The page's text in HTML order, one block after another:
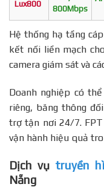
Lux800
800Mbps
Hệ thống hạ tầng
kết nối liền mạch
camera giám sát và
Doanh nghiệp có
riêng, băng thông
trợ tận nơi 24/7.
vận hành hiệu quả
Dịch vụ truyền
Nẵng